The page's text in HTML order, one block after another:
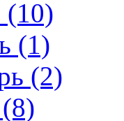
(10)
(1)
(2)
(8)